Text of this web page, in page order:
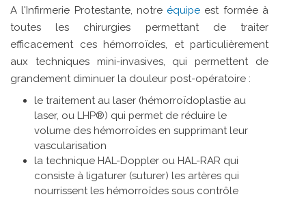
A l'Infirmerie Protestante, notre équipe est formée à
toutes les chirurgies permettant de traiter
efficacement ces hémorroïdes, et particulièrement
aux techniques mini-invasives, qui permettent de
grandement diminuer la douleur post-opératoire :
le traitement au laser (hémorroïdoplastie au
laser, ou LHP®) qui permet de réduire le
volume des hémorroïdes en supprimant leur
vascularisation
la technique HAL-Doppler ou HAL-RAR qui
consiste à ligaturer (suturer) les artères qui
nourrissent les hémorroïdes sous contrôle